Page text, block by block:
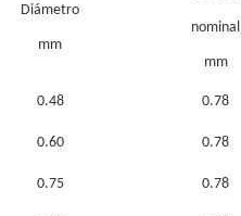
Diámetro
mm
nominal
mm
0.48 0.78
0.60 0.78
0.75 0.78